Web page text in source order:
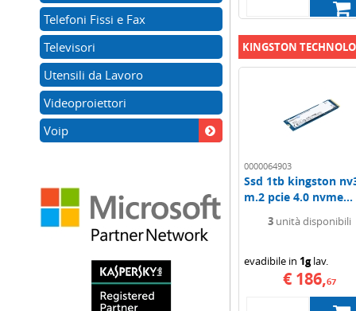
KINGSTON
0000064903
Ssd 1tb kingston
m.2 pcie 4.0 nvme...
3 unità disponibili
evadibile in 1glav.
€ 186,67
Telefoni Fissi e Fax
Televisori
Utensili da Lavoro
Videoproiettori
Voip